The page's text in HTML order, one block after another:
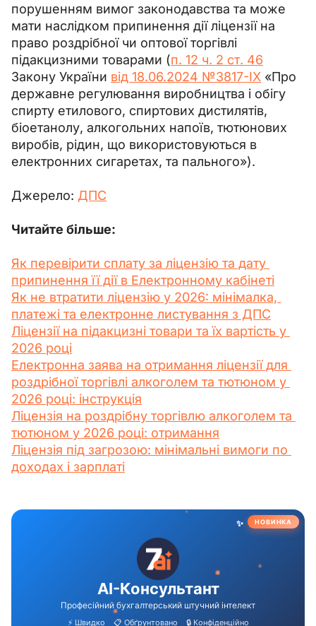
порушенням вимог законодавства та може
мати наслідком припинення дії ліцензії на
право роздрібної чи оптової торгівлі
підакцизними товарами (п. 12 ч. 2 ст. 46
Закону України від 18.06.2024 №3817-IX «Про
державне регулювання виробництва і обігу
спирту етилового, спиртових дистилятів,
біоетанолу, алкогольних напоїв, тютюнових
виробів, рідин, що використовуються в
електронних сигаретах, та пального»).
Джерело: ДПС
Читайте більше:
Як перевірити сплату за ліцензію та дату
припинення її дії в Електронному кабінеті
Як не втратити ліцензію у 2026: мінімалка,
платежі та електронне листування з ДПС
Ліцензії на підакцизні товари та їх вартість у
2026 році
Електронна заява на отримання ліцензії для
роздрібної торгівлі алкоголем та тютюном у
2026 році: інструкція
Ліцензія на роздрібну торгівлю алкоголем та
тютюном у 2026 році: отримання
Ліцензія під загрозою: мінімальні вимоги по
доходах і зарплаті